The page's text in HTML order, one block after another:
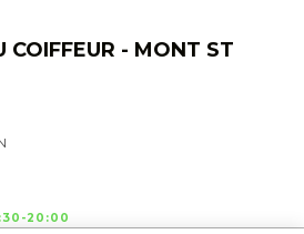
COIFFEUR - MONT ST
20:00